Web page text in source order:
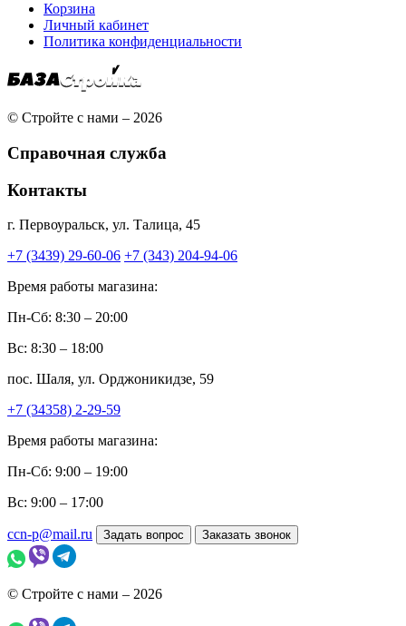
Корзина
Личный кабинет
Политика конфиденциальности
© Стройте с нами – 2026
Справочная служба
Контакты
г. Первоуральск, ул. Талица, 45
+7 (3439) 29-60-06 +7 (343) 204-94-06
Время работы магазина:
Пн-Сб: 8:30 – 20:00
Вс: 8:30 – 18:00
пос. Шаля, ул. Орджоникидзе, 59
+7 (34358) 2-29-59
Время работы магазина:
Пн-Сб: 9:00 – 19:00
Вс: 9:00 – 17:00
ccn-p@mail.ru Задать вопрос Заказать звонок
© Стройте с нами – 2026